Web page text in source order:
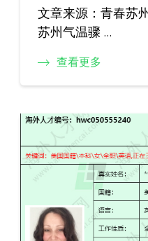
文章来源：青春苏
苏州气温骤 …
查看更多